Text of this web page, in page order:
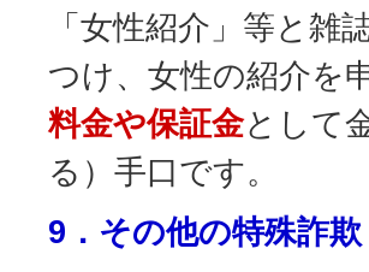
「女性紹介」等と
つけ、女性の紹介を
料金や保証金として
る）手口です。
9．その他の特殊詐欺